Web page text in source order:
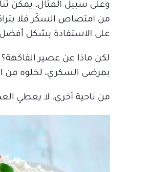
وعلى سبيل المثال، يمكن
من امتصاص السكّر فلا
على الاستفادة بشكل
لكن ماذا عن عصير
بمرضى السكري، لخلوه من
من ناحية أخرى، لا يعطي